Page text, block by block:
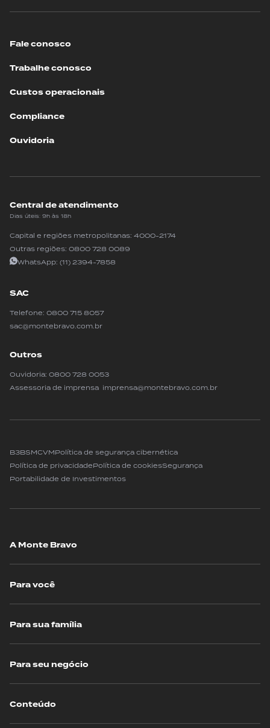
Fale conosco
Trabalhe conosco
Custos operacionais
Compliance
Ouvidoria
Central de atendimento
Dias úteis: 9h às 18h
Capital e regiões metropolitanas: 4000-2174
Outras regiões: 0800 728 0089
WhatsApp: (11) 2394-7858
SAC
Telefone: 0800 715 8057
sac@montebravo.com.br
Outros
Ouvidoria: 0800 728 0053
Assessoria de imprensa imprensa@montebravo.com.br
B3BSMCVMPolítica de segurança cibernética
Política de privacidadePolítica de cookiesSegurança
Portabilidade de Investimentos
A Monte Bravo
Para você
Para sua família
Para seu negócio
Conteúdo